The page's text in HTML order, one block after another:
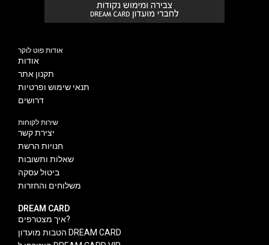
אודות פוט לוקר
אודות
תקנון אתר
תנאי שימוש ופרטיות
דרושים
שירות לקוחות
יצירת קשר
חנויות הרשת
שאלות ותשובות
ביטול עסקה
משלוחים והחזרות
DREAM CARD
איך מצטרפים?
הטבות מועדון DREAM CARD